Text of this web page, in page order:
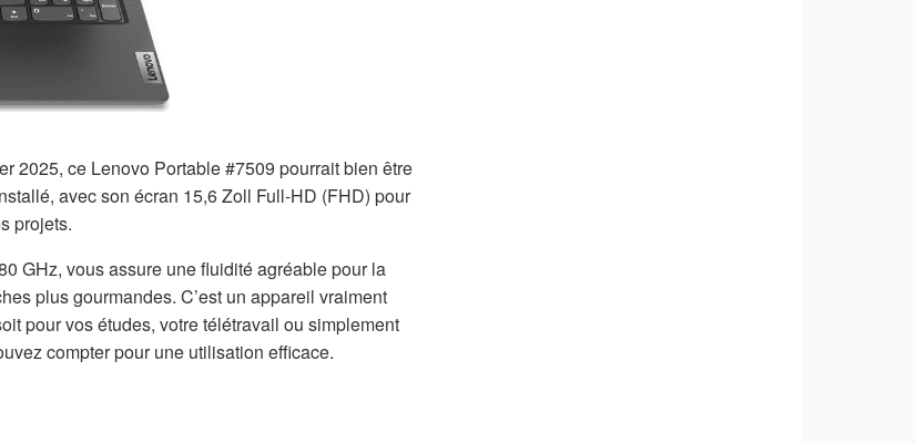
2025, ce Lenovo Portable #7509 pourrait bien être
avec son écran 15,6 Zoll Full-HD (FHD) pour
projets.
GHz, vous assure une fluidité agréable pour la
plus gourmandes. C’est un appareil vraiment
pour vos études, votre télétravail ou simplement
compter pour une utilisation efficace.